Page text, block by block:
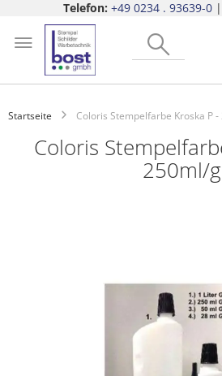
Telefon: +49 0234 . 93639-0|
springen
Startseite Coloris Stempelfarbe Kroska P
Coloris
250ml/g